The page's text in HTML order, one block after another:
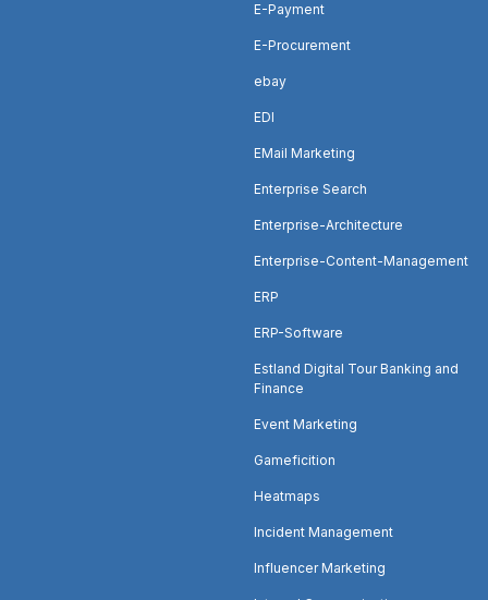
E-Payment
E-Procurement
ebay
EDI
EMail Marketing
Enterprise Search
Enterprise-Architecture
Enterprise-Content-Management
ERP
ERP-Software
Estland Digital Tour Banking and
Finance
Event Marketing
Gameficition
Heatmaps
Incident Management
Influencer Marketing